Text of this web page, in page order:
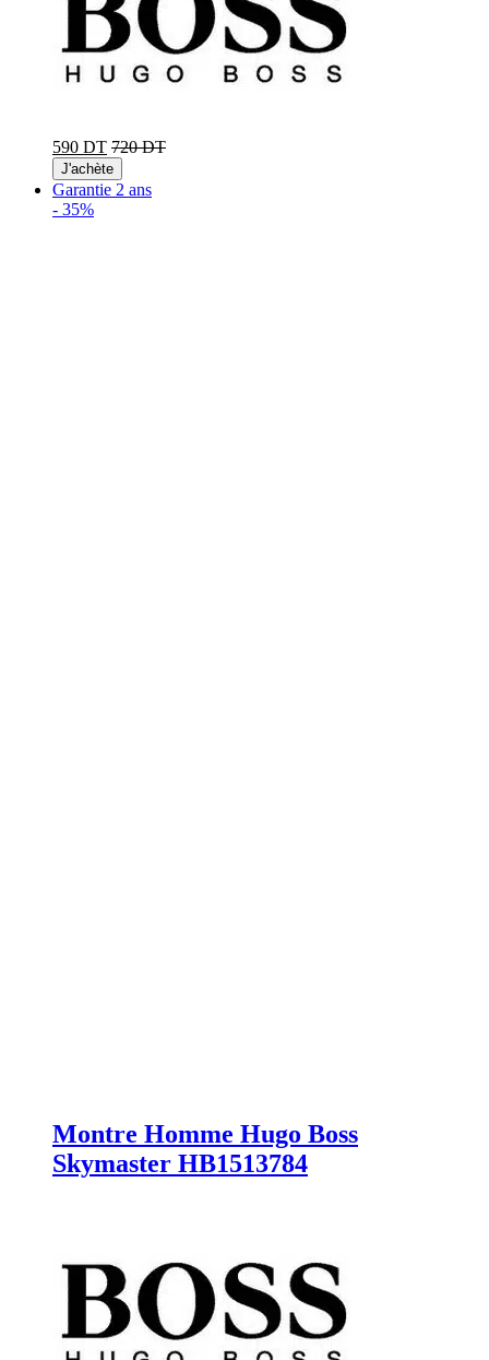
590 DT 720 DT
J'achète
Garantie 2 ans
- 35%
Montre Homme Hugo Boss
Skymaster HB1513784